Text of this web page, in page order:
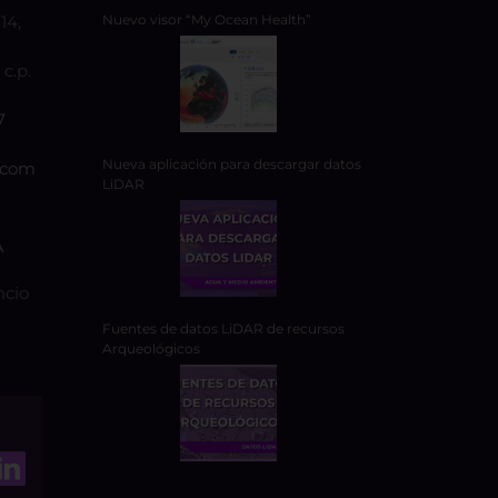
Nuevo visor “My Ocean Health”
Nueva aplicación para descargar datos
LiDAR
Fuentes de datos LiDAR de recursos
Arqueológicos